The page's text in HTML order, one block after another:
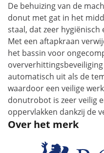
De behuizing van de
donut met gat in het
staal, dat zeer hygiënisch
Met een aftapkraan
het bassin voor
automatisch uit als de
waardoor een veilige
donutrobot is zeer veilig
oppervlakken dankzij de
Over het merk